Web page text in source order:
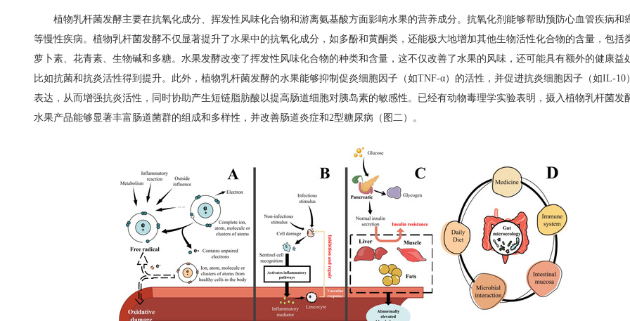
植物乳杆菌发酵主要在抗氧化成分、挥发性风味化合物和游离氨基酸方面影响水果的营养成分。抗氧化剂能够帮助预防心血管疾病和
等慢性疾病。植物乳杆菌发酵不仅显著提升了水果中的抗氧化成分，如多酚和黄酮类，还能极大地增加其他生物活性化合物的含量，包括
萝卜素、花青素、生物碱和多糖。水果发酵改变了挥发性风味化合物的种类和含量，这不仅改善了水果的风味，还可能具有额外的健康益
比如抗菌和抗炎活性得到提升。此外，植物乳杆菌发酵的水果能够抑制促炎细胞因子（如TNF-α）的活性，并促进抗炎细胞因子（如IL-10
表达，从而增强抗炎活性，同时协助产生短链脂肪酸以提高肠道细胞对胰岛素的敏感性。已经有动物毒理学实验表明，摄入植物乳杆菌发
水果产品能够显著丰富肠道菌群的组成和多样性，并改善肠道炎症和2型糖尿病（图二）。